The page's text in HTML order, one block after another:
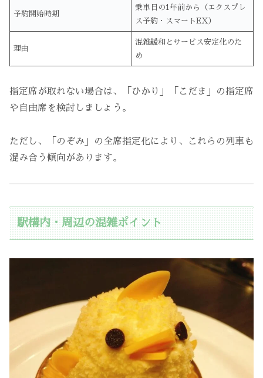
予約開始時期
乗車日の1年前から（エクスプレ
ス予約・スマートEX）
理由
混雑緩和とサービス安定化のた
め
指定席が取れない場合は、「ひかり」「こだま」の指定席
や自由席を検討しましょう。
ただし、「のぞみ」の全席指定化により、これらの列車も
混み合う傾向があります。
駅構内・周辺の混雑ポイント